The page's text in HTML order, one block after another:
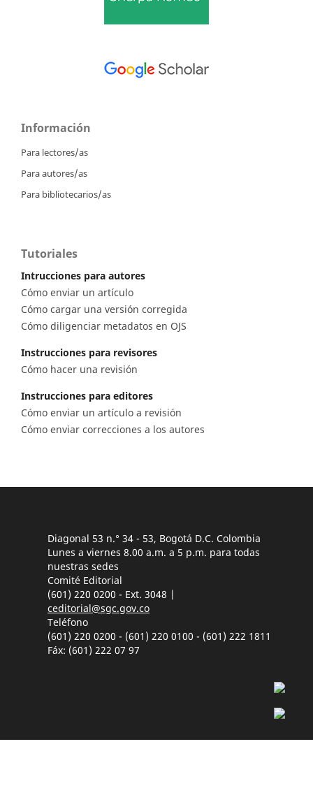
Información
Para lectores/as
Para autores/as
Para bibliotecarios/as
Tutoriales
Intrucciones para autores
Cómo enviar un artículo
Cómo cargar una versión corregida
Cómo diligenciar metadatos en OJS
Instrucciones para revisores
Cómo hacer una revisión
Instrucciones para editores
Cómo enviar un artículo a revisión
Cómo enviar correcciones a los autores
Diagonal 53 n.° 34 - 53, Bogotá D.C. Colombia
Lunes a viernes 8.00 a.m. a 5 p.m. para todas
nuestras sedes
Comité Editorial
(601) 220 0200 - Ext. 3048 |
ceditorial@sgc.gov.co
Teléfono
(601) 220 0200 - (601) 220 0100 - (601) 222 1811
Fáx: (601) 222 07 97